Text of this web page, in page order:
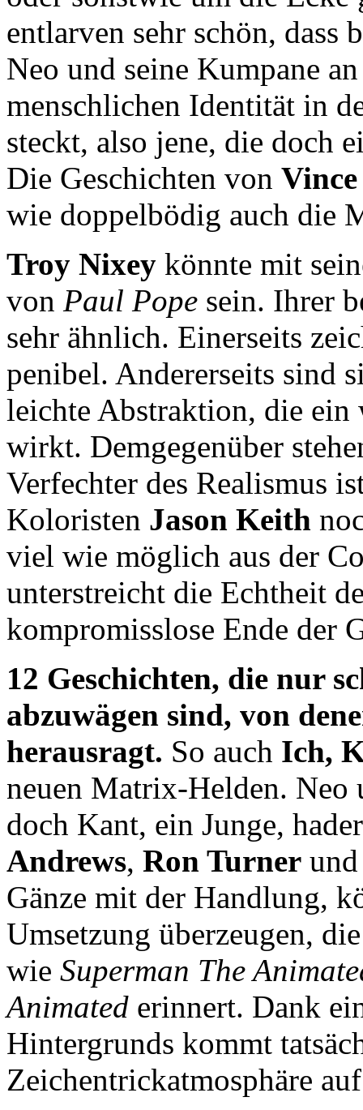
entlarven sehr schön, dass
Neo und seine Kumpane
menschlichen Identität in
steckt, also jene, die doch
Die Geschichten von
wie doppelbödig auch die
Troy Nixey könnte mit
von Paul Pope sein. Ihrer
sehr ähnlich. Einerseits
penibel. Andererseits sind
leichte Abstraktion, die
wirkt. Demgegenüber
Verfechter des Realismus
Koloristen Jason Keith
viel wie möglich aus der
unterstreicht die Echtheit
kompromisslose Ende der
12 Geschichten, die nur
abzuwägen sind, von
herausragt. So auch Ich,
neuen Matrix-Helden. Neo
doch Kant, ein Junge,
Andrews, Ron Turner
Gänze mit der Handlung,
Umsetzung überzeugen,
wie Superman The
Animated erinnert. Dank
Hintergrunds kommt
Zeichentrickatmosphäre